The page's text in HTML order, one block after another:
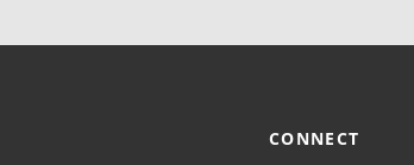
CONNECT